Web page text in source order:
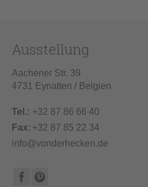
Ausstellung
Aachener Str. 39
4731 Eynatten / Belgien
Tel.: +32 87 86 66 40
Fax: +32 87 85 22 34
info@vonderhecken.de